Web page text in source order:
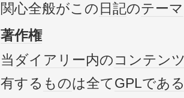
関心全般がこの 日記のテーマ
著作権
当ダイアリー内のコンテン
有する ものは全てGPLであ